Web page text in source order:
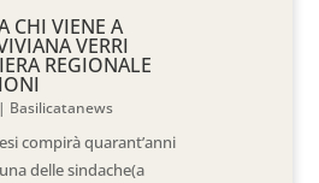
CHI VIENE A
VERRI
REGIONALE
| Basilicatanews
compirà quarant’anni
delle sindache(a